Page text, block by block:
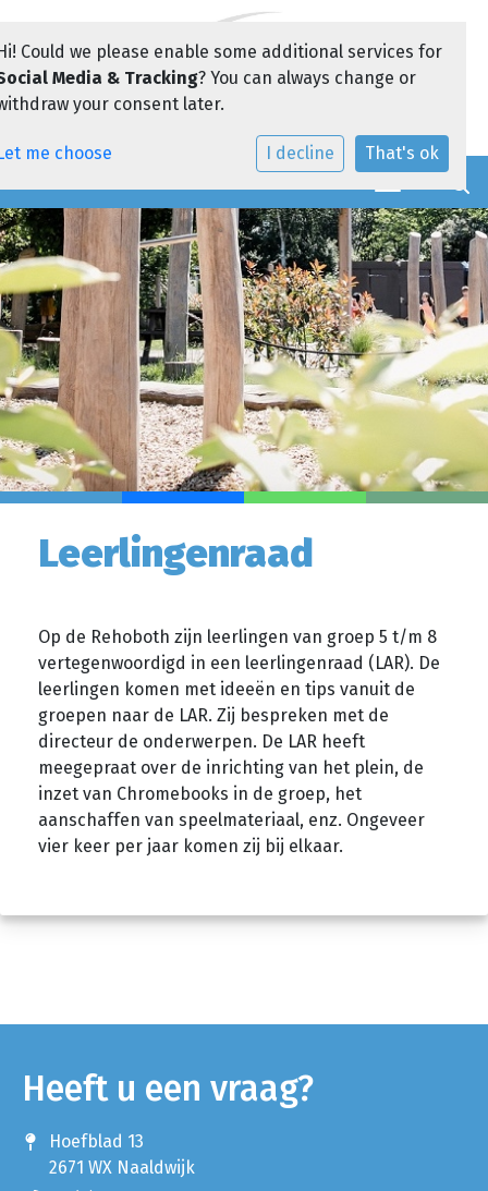
Toggle
Leerlingenraad
Op de Rehoboth zijn leerlingen van groep 5 t/m 8
vertegenwoordigd in een leerlingenraad (LAR). De
leerlingen komen met ideeën en tips vanuit de
groepen naar de LAR. Zij bespreken met de
directeur de onderwerpen. De LAR heeft
meegepraat over de inrichting van het plein, de
inzet van Chromebooks in de groep, het
aanschaffen van speelmateriaal, enz. Ongeveer
vier keer per jaar komen zij bij elkaar.
Heeft u een vraag?
Hoefblad 13
2671 WX Naaldwijk
Could we please enable some additional services for
Media & Tracking? You can always change or
your consent later.
me choose I decline That's ok